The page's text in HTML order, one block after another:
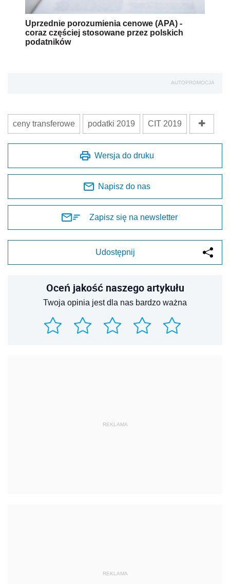
Uprzednie porozumienia cenowe (APA) -
coraz częściej stosowane przez polskich
podatników
AUTOPROMOCJA
ceny transferowe podatki 2019 CIT 2019
Wersja do druku
Napisz do nas
Zapisz się na newsletter
Udostępnij
Oceń jakość naszego artykułu
Twoja opinia jest dla nas bardzo ważna
REKLAMA
REKLAMA